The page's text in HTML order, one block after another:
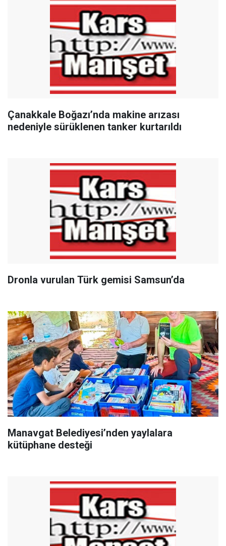
Çanakkale Boğazı’nda makine arızası
nedeniyle sürüklenen tanker kurtarıldı
Dronla vurulan Türk gemisi Samsun’da
Manavgat Belediyesi’nden yaylalara
kütüphane desteği